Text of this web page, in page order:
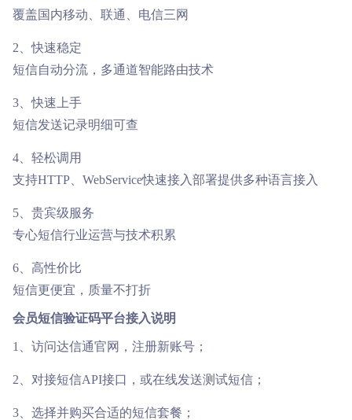
覆盖国内移动、联通、电信三网
2、快速稳定
短信自动分流，多通道智能路由技术
3、快速上手
短信发送记录明细可查
4、轻松调用
支持HTTP、WebService快速接入部署提供多种语言接入
5、贵宾级服务
专心短信行业运营与技术积累
6、高性价比
短信更便宜，质量不打折
会员短信验证码平台接入说明
1、访问达信通官网，注册新账号；
2、对接短信API接口，或在线发送测试短信；
3、选择并购买合适的短信套餐；